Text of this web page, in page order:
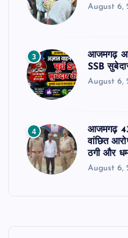
August 6,
3
आजमगढ़
SSB
August 6,
4
आजमगढ़
वांछित
ठगी और
August 6,